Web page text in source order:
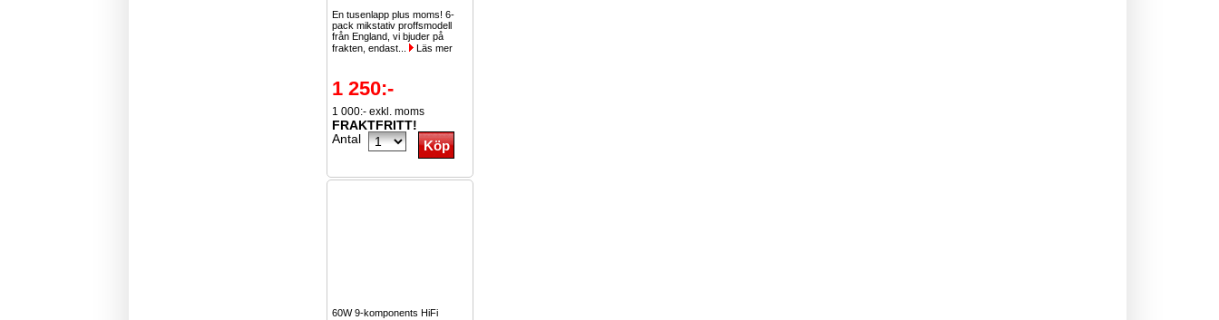
En tusenlapp plus moms! 6-
pack mikstativ proffsmodell
från England, vi bjuder på
frakten, endast...
Läs mer
1 250:-
1 000:- exkl. moms
FRAKTFRITT!
Antal
60W 9-komponents HiFi